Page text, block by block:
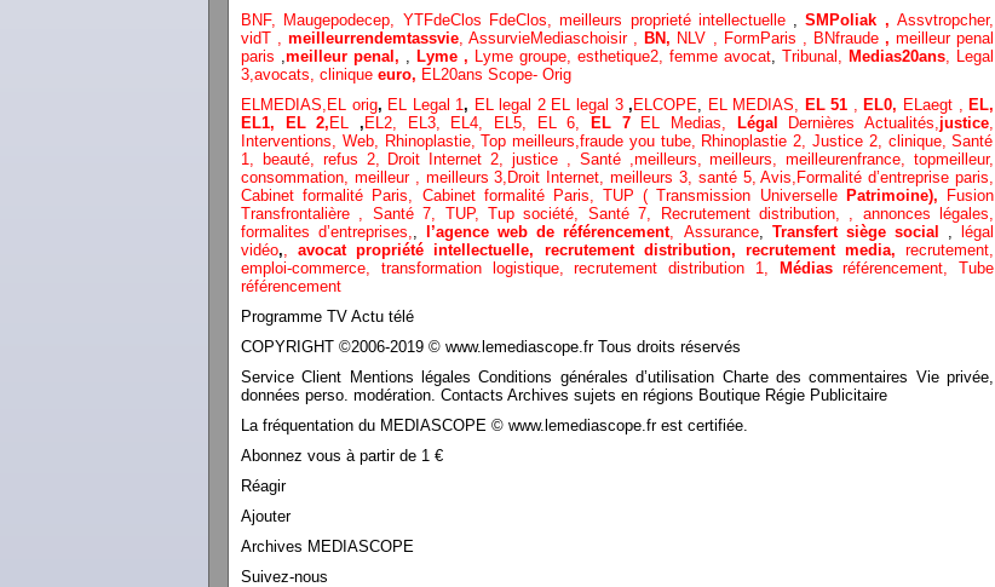
BNF, Maugepodecep, YTFdeClos FdeClos,meilleurs proprieté intellectuelle ,SMPoliak ,Assvtropcher,
vidT ,meilleurrendemtassvie,AssurvieMediaschoisir , BN, NLV , FormParis , BNfraude , meilleur penal
paris ,meilleur penal, , Lyme , Lyme groupe, esthetique2, femme avocat, Tribunal, Medias20ans, Legal
3,avocats, clinique euro, EL20ans Scope- Orig
ELMEDIAS, EL orig, EL Legal 1, EL legal 2 EL legal 3, ELCOPE, EL MEDIAS, EL 51 , EL0, ELaegt , EL,
EL1,
EL 2, EL , EL2, EL3, EL4, EL5, EL 6, EL 7 EL Medias, Légal DernièresActualités,justice,
Interventions, Web, Rhinoplastie,Top meilleurs,fraude you tube, Rhinoplastie 2, Justice 2, clinique,Santé
1, beauté, refus 2, Droit Internet 2, justice, Santé ,meilleurs,meilleurs,meilleurenfrance,topmeilleur,
consommation, meilleur , meilleurs 3, Droit Internet,meilleurs 3, santé 5,Avis, Formalité d’entreprise paris,
Cabinet formalité Paris, Cabinet formalité Paris,TUP ( Transmission Universelle Patrimoine),
Fusion
Transfrontalière , Santé 7, TUP, Tup société, Santé 7, Recrutement distribution, , annonces légales,
formalites d’entreprises,, l’agence web de référencement, Assurance, Transfert siège social ,
légal
vidéo,,avocat propriété intellectuelle, recrutement distribution, recrutement media, recrutement,
emploi-commerce, transformation logistique,recrutement distribution 1, Médiasréférencement, Tube
référencement
Programme TV Actu télé
COPYRIGHT ©2006-2019 © www.lemediascope.fr Tous droits réservés
Service Client Mentions légales Conditions générales d’utilisation Charte des commentaires Vie privée,
données perso. modération. Contacts Archives sujets en régions Boutique Régie Publicitaire
La fréquentation du MEDIASCOPE © www.lemediascope.fr est certifiée.
Abonnez vous à partir de 1 €
Réagir
Ajouter
Archives MEDIASCOPE
Suivez-nous